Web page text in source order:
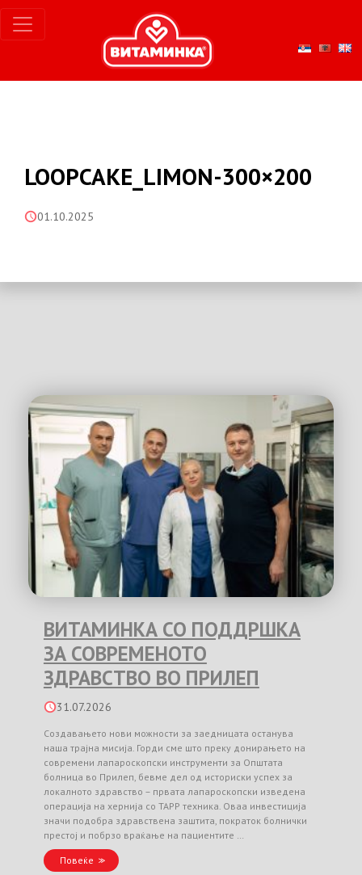
LOOPCAKE_LIMON-300×200
01.10.2025
ВИТАМИНКА СО ПОДДРШКА
ЗА СОВРЕМЕНОТО
ЗДРАВСТВО ВО ПРИЛЕП
31.07.2026
Создавањето нови можности за заедницата останува
наша трајна мисија. Горди сме што преку донирањето на
современи лапароскопски инструменти за Општата
болница во Прилеп, бевме дел од историски успех за
локалното здравство – првата лапароскопски изведена
операција на хернија со TAPP техника. Оваа инвестиција
значи подобра здравствена заштита, пократок болнички
престој и побрзо враќање на пациентите …
Повеќе